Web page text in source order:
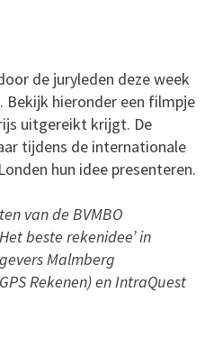
de juryleden deze week
Bekijk hieronder een filmpje
uitgereikt krijgt. De
tijdens de internationale
hun idee presenteren.
van de BVMBO
beste rekenidee’ in
Malmberg
Rekenen) en IntraQuest